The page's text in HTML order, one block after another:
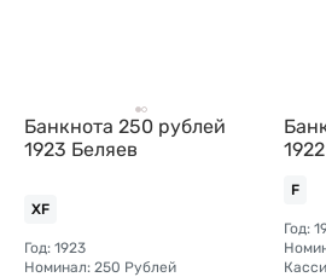
Банкнота 250 рублей
1923 Беляев
XF
Год: 1923
Номинал: 250 Рублей
F
Год: